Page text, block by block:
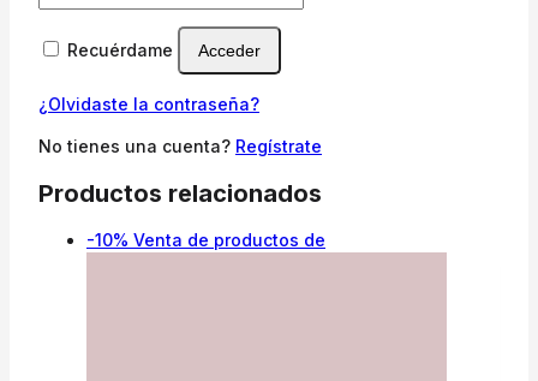
Recuérdame Acceder
¿Olvidaste la contraseña?
No tienes una cuenta? Regístrate
Productos relacionados
-10% Venta de productos de